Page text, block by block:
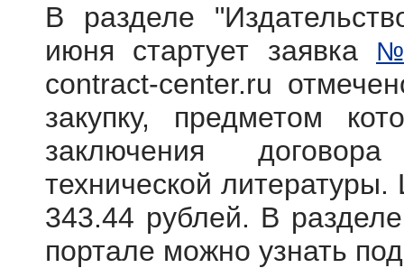
В разделе
июня стартует заявка
contract-center.ru
закупку, предметом
заключения
технической
343.44 рублей. В
портале можно узнать